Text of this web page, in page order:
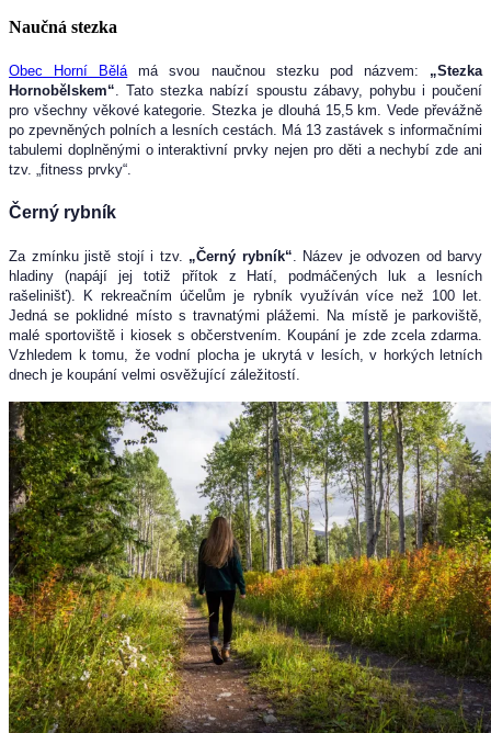
Naučná stezka
Obec Horní Bělá má svou naučnou stezku pod názvem: „Stezka
Hornobělskem“. Tato stezka nabízí spoustu zábavy, pohybu i poučení
pro všechny věkové kategorie. Stezka je dlouhá 15,5 km. Vede převážně
po zpevněných polních a lesních cestách. Má 13 zastávek s informačními
tabulemi doplněnými o interaktivní prvky nejen pro děti a nechybí zde ani
tzv. „fitness prvky“.
Černý rybník
Za zmínku jistě stojí i tzv. „Černý rybník“ . Název je odvozen od barvy
hladiny (napájí jej totiž přítok z Hatí, podmáčených luk a lesních
rašelinišť). K rekreačním účelům je rybník využíván více než 100 let.
Jedná se poklidné místo s travnatými plážemi. Na místě je parkoviště,
malé sportoviště i kiosek s občerstvením. Koupání je zde zcela zdarma.
Vzhledem k tomu, že vodní plocha je ukrytá v lesích, v horkých letních
dnech je koupání velmi osvěžující záležitostí.